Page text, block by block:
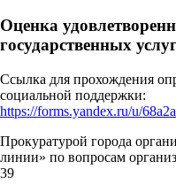
Оценка
государственных
Ссылка для прохождения
социальной поддержки:
https://forms.yandex.ru/u/
Прокуратурой города
линии» по вопросам
39